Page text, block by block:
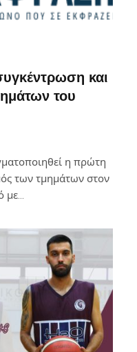
και
του
η πρώτη
των τμημάτων στον